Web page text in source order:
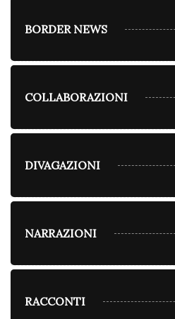
BORDER NEWS
COLLABORAZIONI
DIVAGAZIONI
NARRAZIONI
RACCONTI